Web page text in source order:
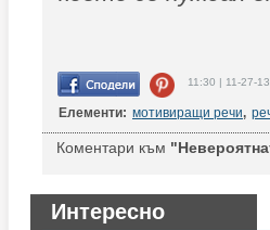
11:30 | 11-27-13
Елементи: мотивиращи речи,
Коментари към
Интересно